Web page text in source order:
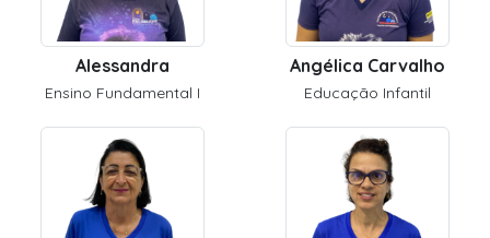
Alessandra
Ensino Fundamental I
Angélica Carvalho
Educação Infantil